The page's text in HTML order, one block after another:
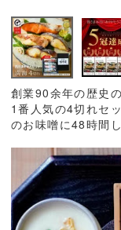
創業90余年の歴史
1番人気の4切れセ
のお味噌に48時間